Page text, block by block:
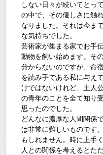
しない日々が続いてとっ
の中で、その優しさに触
なりました。それは今ま
な気持ちでした。
芸術家が集まる家でお手
動物を飼い始めます。そ
分からないのですが、命
を読み手である私に与え
けではないけれど、主人
の青年のことを全て知り
思ったのでした。
どんなに濃厚な人間関係
は非常に難しいものです
もしれません。時に上手
人との関係を考えるとた